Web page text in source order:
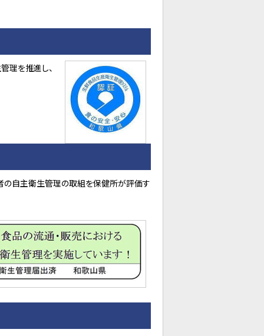
理を推進し、
の自主衛生管理の取組を保健所が評価す